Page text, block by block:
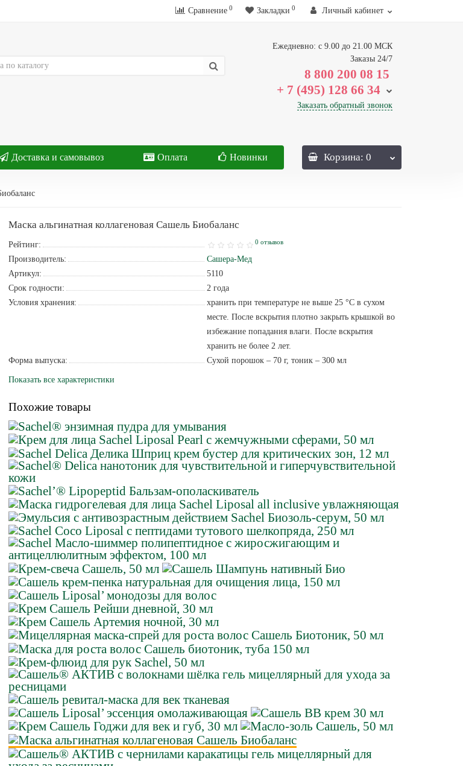
Сравнение 0 Закладки 0 Личный кабинет
Ежедневно: с 9.00 до 21.00 МСК
Заказы 24/7
8 800 200 08 15
+ 7 (495) 128 66 34
Заказать обратный звонок
Доставка и самовывоз Оплата Новинки Корзина: 0
Маска альгинатная коллагеновая Сашель Биобаланс
Рейтинг: 0 отзывов
Производитель:
Сашера-Мед
Артикул:
5110
Срок годности:
2 года
Условия хранения:
хранить при температуре не выше 25 °С в сухом
месте. После вскрытия плотно закрыть крышкой во
избежание попадания влаги. После вскрытия
хранить не более 2 лет.
Форма выпуска:
Сухой порошок – 70 г, тоник – 300 мл
Показать все характеристики
Похожие товары